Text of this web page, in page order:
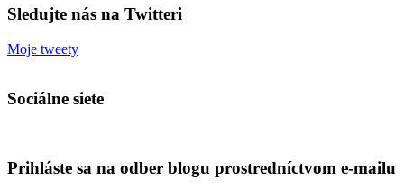
Sledujte nás na Twitteri
Moje tweety
Sociálne siete
integracklub
integracklub
tekk
tekkoooo
Prihláste sa na odber blogu prostredníctvom e-mailu